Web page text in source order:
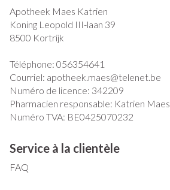
Apotheek Maes Katrien
Koning Leopold III-laan 39
8500 Kortrijk
Téléphone: 056354641
Courriel: apotheek.maes@telenet.be
Numéro de licence: 342209
Pharmacien responsable: Katrien Maes
Numéro TVA: BE0425070232
Service à la clientèle
FAQ